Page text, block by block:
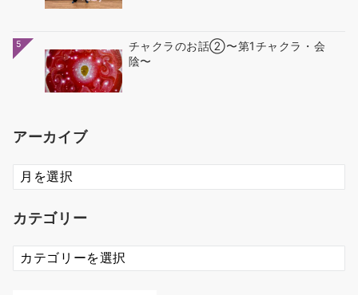
5
チャクラのお話②〜第1チャクラ・会
陰〜
アーカイブ
ア
ー
イ
カテゴリー
カ
テ